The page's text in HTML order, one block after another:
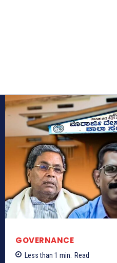
GOVERNANCE
Less than 1 min. Read